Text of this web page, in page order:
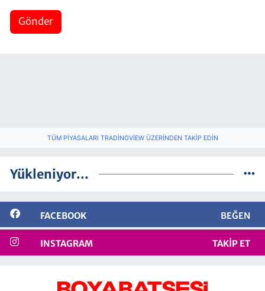
Gönder
TÜM PIYASALARI TRADINGVIEW ÜZERINDEN TAKIP EDIN
Yükleniyor...
FACEBOOK BEĞEN
INSTAGRAM TAKIP ET